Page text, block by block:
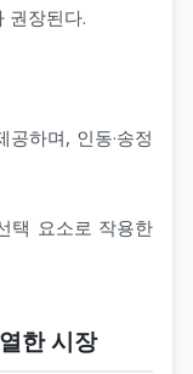
권장된다.
하며, 인동·송정
택 요소로 작용한
한 시장